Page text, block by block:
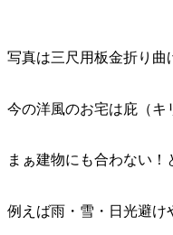
写真は三尺用板金折り曲
今の洋風のお宅は庇（キ
まぁ建物にも合わない！
例えば雨・雪・日光避け